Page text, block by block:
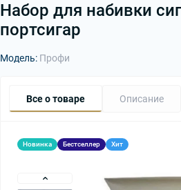
Набор для набивки
портсигар
Модель: Профи
Все о товаре Описание
Новинка Бестселлер Хит